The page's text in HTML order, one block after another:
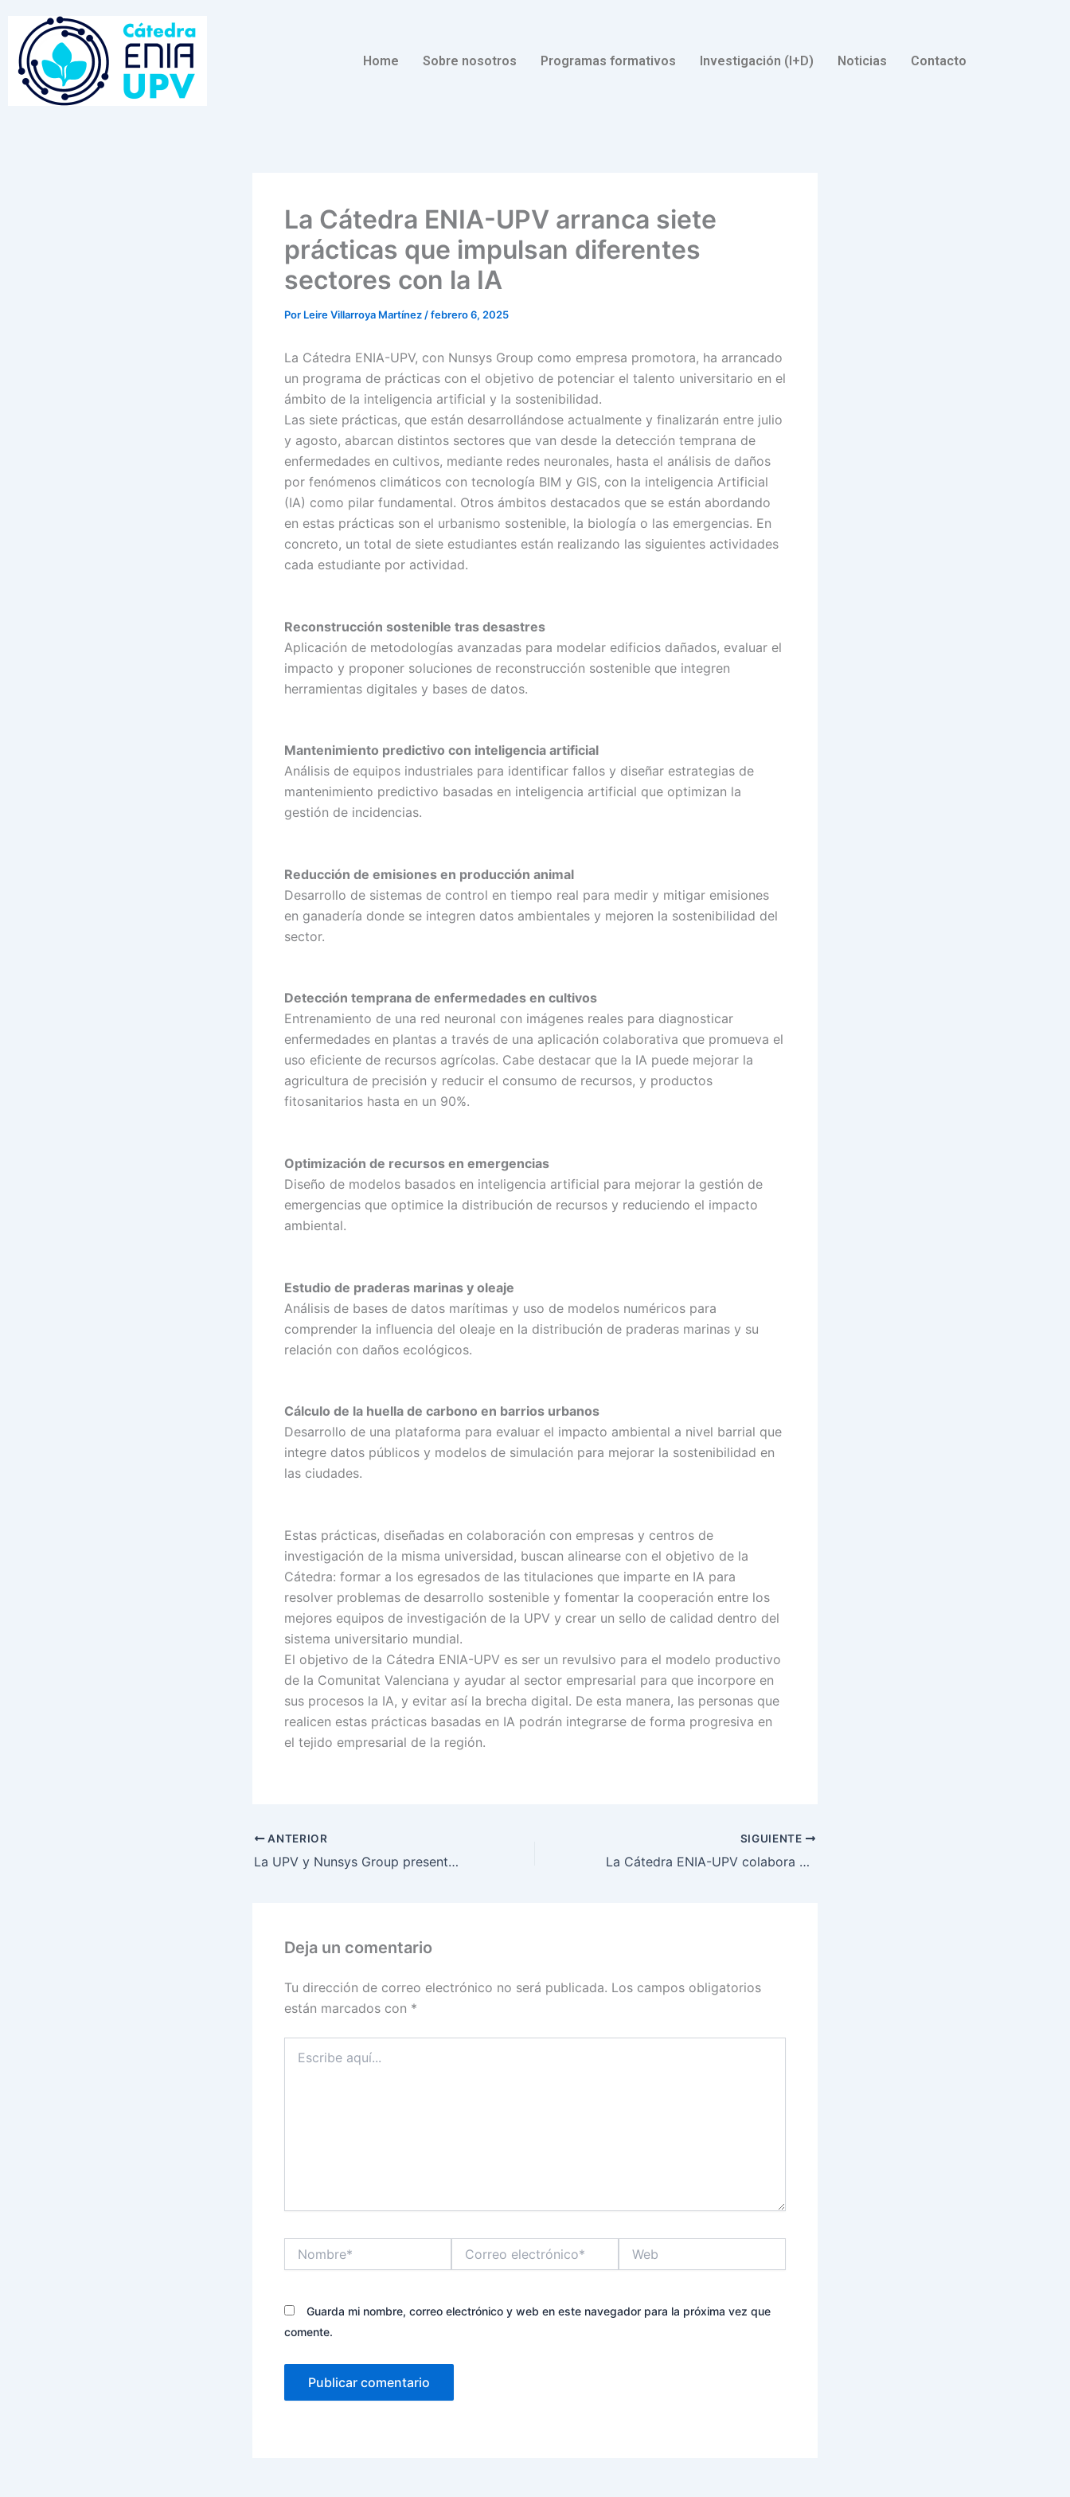
contenido
Home Sobre nosotros Programas formativos Investigación (I+D) Noticias Contacto
La Cátedra ENIA-UPV arranca siete
prácticas que impulsan diferentes
sectores con la IA
Por Leire Villarroya Martínez /febrero 6, 2025
La Cátedra ENIA-UPV, con Nunsys Group como empresa promotora, ha arrancado
un programa de prácticas con el objetivo de potenciar el talento universitario en el
ámbito de la inteligencia artificial y la sostenibilidad.
Las siete prácticas, que están desarrollándose actualmente y finalizarán entre julio
y agosto, abarcan distintos sectores que van desde la detección temprana de
enfermedades en cultivos, mediante redes neuronales, hasta el análisis de daños
por fenómenos climáticos con tecnología BIM y GIS, con la inteligencia Artificial
(IA) como pilar fundamental. Otros ámbitos destacados que se están abordando
en estas prácticas son el urbanismo sostenible, la biología o las emergencias. En
concreto, un total de siete estudiantes están realizando las siguientes actividades
cada estudiante por actividad.
Reconstrucción sostenible tras desastres
Aplicación de metodologías avanzadas para modelar edificios dañados, evaluar el
impacto y proponer soluciones de reconstrucción sostenible que integren
herramientas digitales y bases de datos.
Mantenimiento predictivo con inteligencia artificial
Análisis de equipos industriales para identificar fallos y diseñar estrategias de
mantenimiento predictivo basadas en inteligencia artificial que optimizan la
gestión de incidencias.
Reducción de emisiones en producción animal
Desarrollo de sistemas de control en tiempo real para medir y mitigar emisiones
en ganadería donde se integren datos ambientales y mejoren la sostenibilidad del
sector.
Detección temprana de enfermedades en cultivos
Entrenamiento de una red neuronal con imágenes reales para diagnosticar
enfermedades en plantas a través de una aplicación colaborativa que promueva el
uso eficiente de recursos agrícolas. Cabe destacar que la IA puede mejorar la
agricultura de precisión y reducir el consumo de recursos, y productos
fitosanitarios hasta en un 90%.
Optimización de recursos en emergencias
Diseño de modelos basados en inteligencia artificial para mejorar la gestión de
emergencias que optimice la distribución de recursos y reduciendo el impacto
ambiental.
Estudio de praderas marinas y oleaje
Análisis de bases de datos marítimas y uso de modelos numéricos para
comprender la influencia del oleaje en la distribución de praderas marinas y su
relación con daños ecológicos.
Cálculo de la huella de carbono en barrios urbanos
Desarrollo de una plataforma para evaluar el impacto ambiental a nivel barrial que
integre datos públicos y modelos de simulación para mejorar la sostenibilidad en
las ciudades.
Estas prácticas, diseñadas en colaboración con empresas y centros de
investigación de la misma universidad, buscan alinearse con el objetivo de la
Cátedra: formar a los egresados de las titulaciones que imparte en IA para
resolver problemas de desarrollo sostenible y fomentar la cooperación entre los
mejores equipos de investigación de la UPV y crear un sello de calidad dentro del
sistema universitario mundial.
El objetivo de la Cátedra ENIA-UPV es ser un revulsivo para el modelo productivo
de la Comunitat Valenciana y ayudar al sector empresarial para que incorpore en
sus procesos la IA, y evitar así la brecha digital. De esta manera, las personas que
realicen estas prácticas basadas en IA podrán integrarse de forma progresiva en
el tejido empresarial de la región.
ANTERIOR
La UPV y Nunsys Group presentan la Cátedra ENIA-UPV para formar a la nueva generación de expertos en IA sostenible
SIGUIENTE
La Cátedra ENIA-UPV colabora en la competición de programación Codewars CP-UPV 2024
Deja un comentario
Tu dirección de correo electrónico no será publicada. Los campos obligatorios
están marcados con *
aquí...
electrónico*
Guarda mi nombre, correo electrónico y web en este navegador para la próxima vez que
comente.